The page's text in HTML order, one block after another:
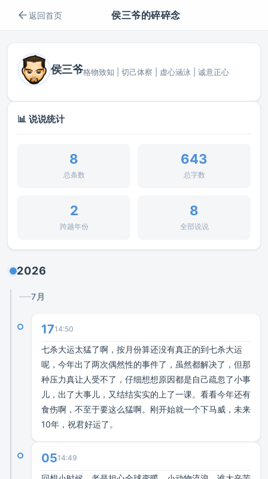
返回首页 侯三爷的碎碎念
2026
7月
1714:50
七杀大运太猛了啊，按月份算还没有真正的到七杀大运
呢，今年出了两次偶然性的事件了，虽然都解决了，但那
种压力真让人受不了，仔细想想原因都是自己疏忽了小事
儿，出了大事儿，又结结实实的上了一课。看看今年还有
食伤啊，不至于要这么猛啊。刚开始就一个下马威，未来
10年，祝君好运了。
0514:49
侯三爷格物致知 | 切己体察 | 虚心涵泳 | 诚意正心
📊 说说统计
8
总条数
643
总字数
2
跨越年份
8
全部说说